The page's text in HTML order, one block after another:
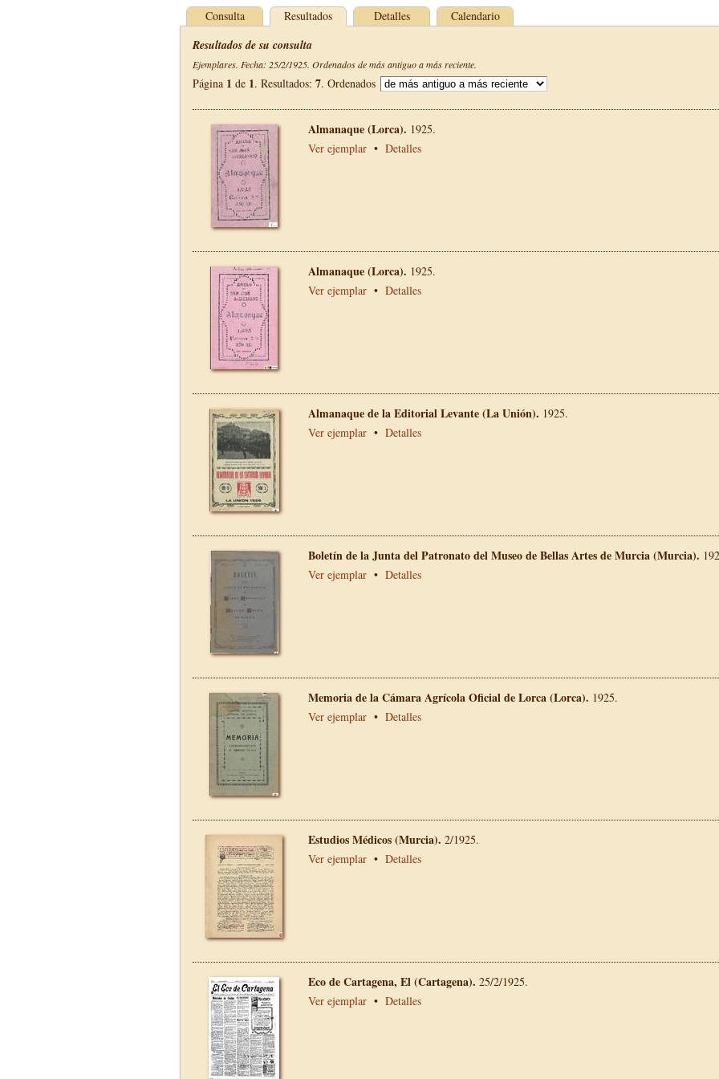
Consulta Resultados Detalles Calendario
Resultados de su consulta
Ejemplares. Fecha: 25/2/1925. Ordenados de más antiguo a más reciente.
Página 1 de 1. Resultados: 7. Ordenados
Almanaque (Lorca). 1925.
Ver ejemplar • Detalles
Almanaque (Lorca). 1925.
Ver ejemplar • Detalles
Almanaque de la Editorial Levante (La Unión). 1925.
Ver ejemplar • Detalles
Boletín de la Junta del Patronato del Museo de Bellas Artes de Murcia (Murcia).
Ver ejemplar • Detalles
Memoria de la Cámara Agrícola Oficial de Lorca (Lorca). 1925.
Ver ejemplar • Detalles
Estudios Médicos (Murcia). 2/1925.
Ver ejemplar • Detalles
Eco de Cartagena, El (Cartagena). 25/2/1925.
Ver ejemplar • Detalles